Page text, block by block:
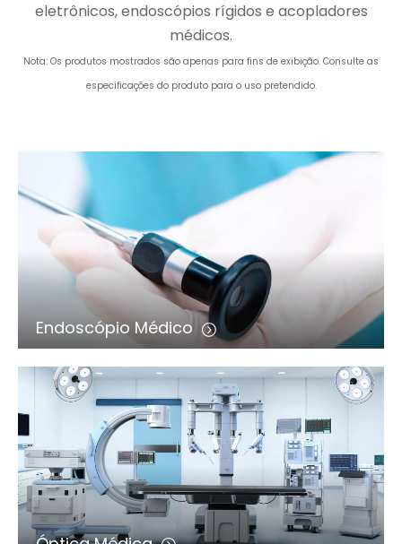
eletrônicos, endoscópios rígidos e acopladores
médicos.
Nota: Os produtos mostrados são apenas para fins de exibição. Consulte as
especificações do produto para o uso pretendido.
Endoscópio Médico